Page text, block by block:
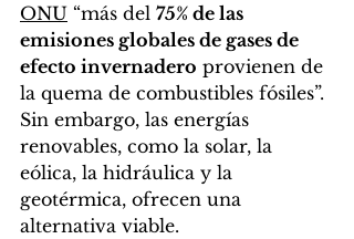
ONU “más del 75% de las
emisiones globales de gases de
efecto invernadero provienen de
la quema de combustibles fósiles”.
Sin embargo, las energías
renovables, como la solar, la
eólica, la hidráulica y la
geotérmica, ofrecen una
alternativa viable.